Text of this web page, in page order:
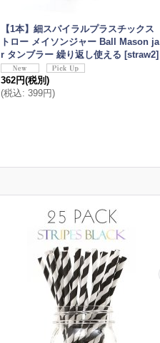
【1本】細スパイラルプラスチックス
トロー メイソンジャー Ball Mason ja
r タンブラー 繰り返し使える [straw2]
362円(税別)
(税込: 399円)